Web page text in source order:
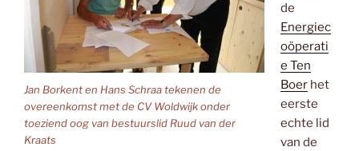
Jan Borkent en Hans Schraa tekenen de
overeenkomst met de CV Woldwijk onder
toeziend oog van bestuurslid Ruud van der
Kraats
de
Energiec
oöperati
e Ten
Boerhet
eerste
echte lid
van de